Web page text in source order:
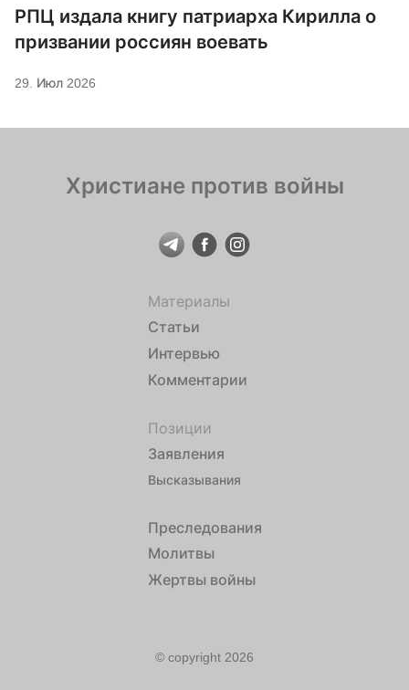
РПЦ издала книгу патриарха Кирилла о
призвании россиян воевать
29. Июл 2026
Христиане против войны
Материалы
Статьи
Интервью
Комментарии
Позиции
Заявления
Высказывания
Преследования
Молитвы
Жертвы войны
© copyright 2026